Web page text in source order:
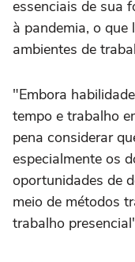
essenciais de sua
à pandemia, o que
ambientes de
"Embora
tempo e trabalho
pena considerar
especialmente os
oportunidades de
meio de métodos
trabalho